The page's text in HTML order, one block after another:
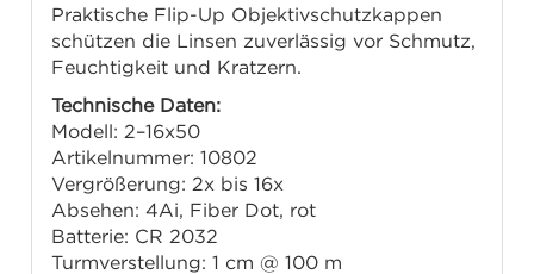
Praktische Flip-Up Objektivschutzkappen
schützen die Linsen zuverlässig vor Schmutz,
Feuchtigkeit und Kratzern.
Technische Daten:
Modell: 2–16x50
Artikelnummer: 10802
Vergrößerung: 2x bis 16x
Absehen: 4Ai, Fiber Dot, rot
Batterie: CR 2032
Turmverstellung: 1 cm @ 100 m